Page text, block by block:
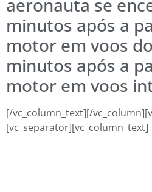
aeronauta se
minutos após a
motor em voos
minutos após a
motor em voos
[/vc_column_text][/
[vc_separator][vc_column_text]